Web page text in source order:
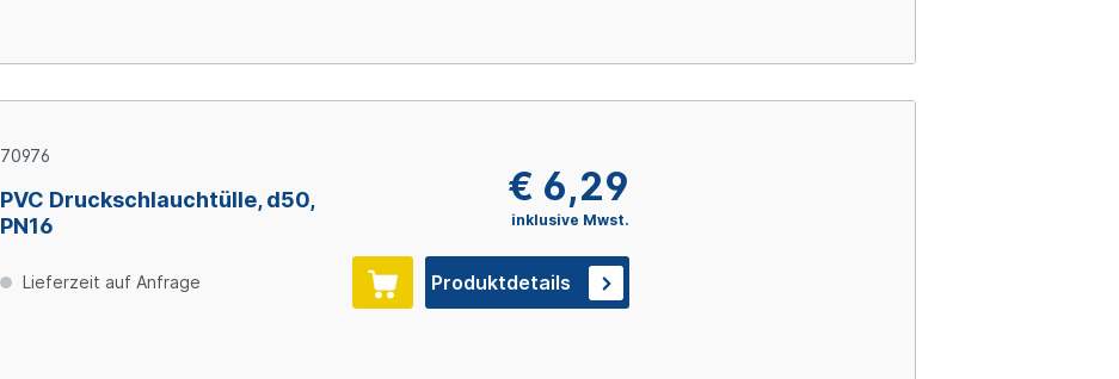
70976
PVC Druckschlauchtülle, d50,
PN16
Lieferzeit auf Anfrage
€ 6,29
inklusive Mwst.
Produktdetails